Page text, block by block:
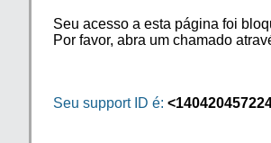
Seu acesso a esta página foi
Por favor, abra um chamado
Seu support ID é: